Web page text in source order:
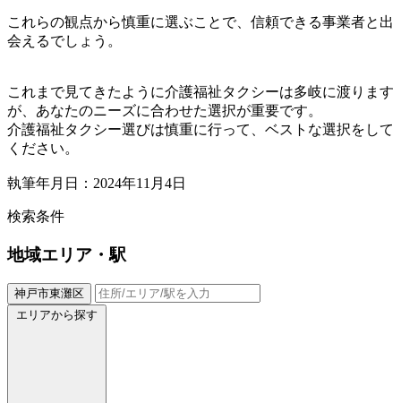
これらの観点から慎重に選ぶことで、信頼できる事業者と出
会えるでしょう。
これまで見てきたように介護福祉タクシーは多岐に渡ります
が、あなたのニーズに合わせた選択が重要です。
介護福祉タクシー選びは慎重に行って、ベストな選択をして
ください。
執筆年月日：2024年11月4日
検索条件
地域エリア・駅
神戸市東灘区
エリアから探す